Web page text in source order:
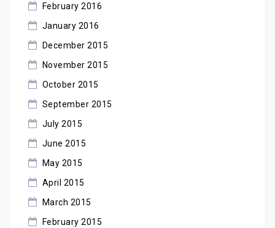
February 2016
January 2016
December 2015
November 2015
October 2015
September 2015
July 2015
June 2015
May 2015
April 2015
March 2015
February 2015